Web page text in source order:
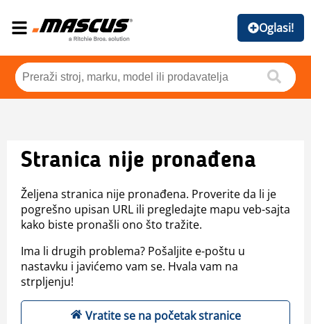
Oglasi!
Stranica nije pronađena
Željena stranica nije pronađena. Proverite da li je
pogrešno upisan URL ili pregledajte mapu veb-sajta
kako biste pronašli ono što tražite.
Ima li drugih problema? Pošaljite e-poštu u
nastavku i javićemo vam se. Hvala vam na
strpljenju!
Vratite se na početak stranice